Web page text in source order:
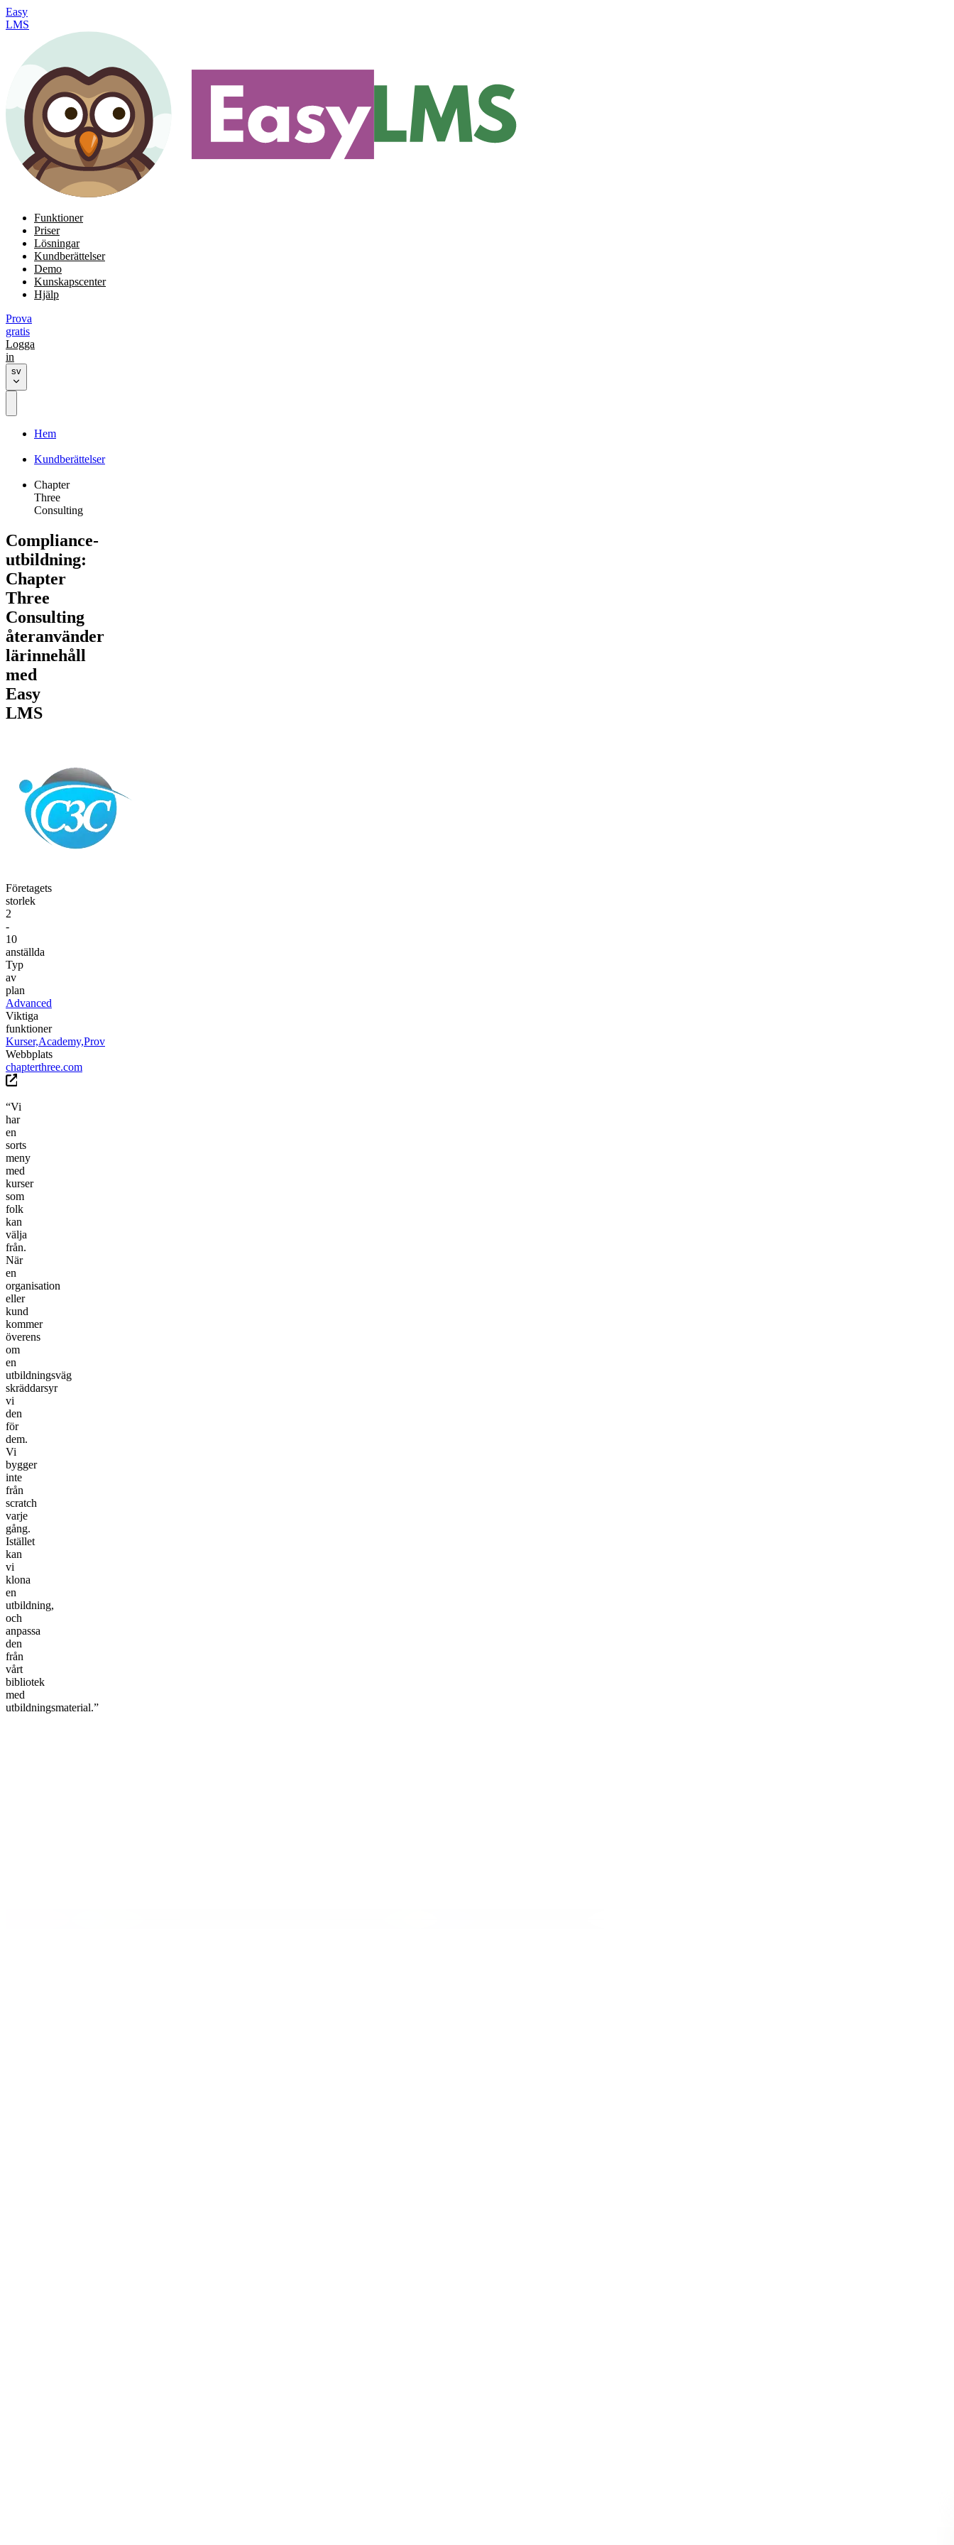
Easy
LMS
Funktioner
Priser
Lösningar
Kundberättelser
Demo
Kunskapscenter
Hjälp
Prova
gratis
Logga
in
sv
Hem
Kundberättelser
Chapter
Three
Consulting
Compliance-
utbildning:
Chapter
Three
Consulting
återanvänder
lärinnehåll
med
Easy
LMS
Företagets
storlek
2
-
10
anställda
Typ
av
plan
Advanced
Viktiga
funktioner
Kurser,Academy,Prov
Webbplats
chapterthree.com
“Vi
har
en
sorts
meny
med
kurser
som
folk
kan
välja
från.
När
en
organisation
eller
kund
kommer
överens
om
en
utbildningsväg
skräddarsyr
vi
den
för
dem.
Vi
bygger
inte
från
scratch
varje
gång.
Istället
kan
vi
klona
en
utbildning,
och
anpassa
den
från
vårt
bibliotek
med
utbildningsmaterial.”